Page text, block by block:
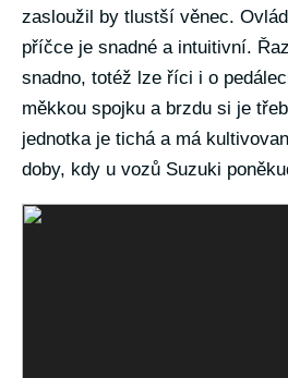
zasloužil by tlustší věnec.
příčce je snadné a intuitivní.
snadno, totéž lze říci i o
měkkou spojku a brzdu si je
jednotka je tichá a má
doby, kdy u vozů Suzuki